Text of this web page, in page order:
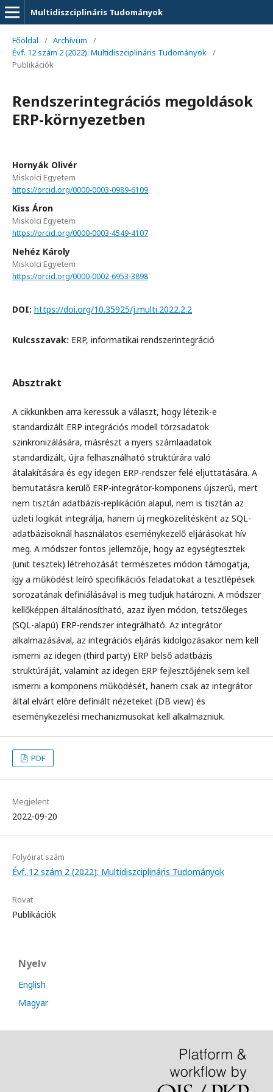
Multidiszciplináris Tudományok
Főoldal / Archívum
/
Évf. 12 szám 2 (2022): Multidiszciplináris Tudományok /
Publikációk
Rendszerintegrációs megoldások
ERP-környezetben
Hornyák Olivér
Miskolci Egyetem
https://orcid.org/0000-0003-0989-6109
Kiss Áron
Miskolci Egyetem
https://orcid.org/0000-0003-4549-4107
Nehéz Károly
Miskolci Egyetem
https://orcid.org/0000-0002-6953-3898
DOI: https://doi.org/10.35925/j.multi.2022.2.2
Kulcsszavak: ERP, informatikai rendszerintegráció
Absztrakt
A cikkünkben arra keressük a választ, hogy létezik-e
standardizált ERP integrációs modell törzsadatok
szinkronizálására, másrészt a nyers számlaadatok
standardizált, újra felhasználható struktúrára való
átalakítására és egy idegen ERP-rendszer felé eljuttatására. A
bemutatásra kerülő ERP-integrátor-komponens újszerű, mert
nem tisztán adatbázis-replikáción alapul, nem is tisztán az
üzleti logikát integrálja, hanem új megközelítésként az SQL-
adatbázisoknál használatos eseménykezelő eljárásokat hív
meg. A módszer fontos jellemzője, hogy az egységtesztek
(unit tesztek) létrehozását természetes módon támogatja,
így a működést leíró specifikációs feladatokat a tesztlépések
sorozatának definiálásával is meg tudjuk határozni. A módszer
kellőképpen általánosítható, azaz ilyen módon, tetszőleges
(SQL-alapú) ERP-rendszer integrálható. Az integrátor
alkalmazásával, az integrációs eljárás kidolgozásakor nem kell
ismerni az idegen (third party) ERP belső adatbázis
struktúráját, valamint az idegen ERP fejlesztőjének sem kell
ismerni a komponens működését, hanem csak az integrátor
által elvárt előre definiált nézeteket (DB view) és
eseménykezelési mechanizmusokat kell alkalmazniuk.
PDF
Megjelent
2022-09-20
Folyóirat szám
Évf. 12 szám 2 (2022): Multidiszciplináris Tudományok
Rovat
Publikációk
Nyelv
English
Magyar